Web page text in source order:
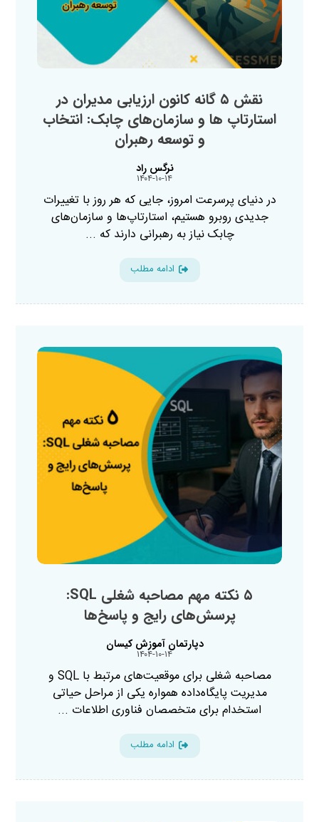
نقش ۵ گانه کانون ارزیابی مدیران در
استارتاپ‌ ها و سازمان‌های چابک: انتخاب
و توسعه رهبران
نرگس راد
۱۴۰۴-۱۰-۱۴
در دنیای پرسرعت امروز، جایی که هر روز با تغییرات
جدیدی روبرو هستیم، استارتاپ‌ها و سازمان‌های
چابک نیاز به رهبرانی دارند که ...
ادامه مطلب
۵ نکته مهم مصاحبه شغلی SQL:
پرسش‌های رایج و پاسخ‌ها
دپارتمان آموزش کیسان
۱۴۰۴-۱۰-۱۴
مصاحبه شغلی برای موقعیت‌های مرتبط با SQL و
مدیریت پایگاه‌داده همواره یکی از مراحل حیاتی
استخدام برای متخصصان فناوری اطلاعات ...
ادامه مطلب